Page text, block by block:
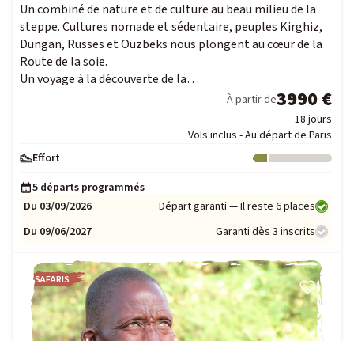
Un combiné de nature et de culture au beau milieu de la
steppe. Cultures nomade et sédentaire, peuples Kirghiz,
Dungan, Russes et Ouzbeks nous plongent au cœur de la
Route de la soie.
Un voyage à la découverte de la…
À partir de3990 €
18 jours
Vols inclus - Au départ de Paris
Effort
Niveau : 1
5 départs programmés
Du 03/09/2026
Départ garanti — Il reste 6 places
Du 09/06/2027
Garanti dès 3 inscrits
SAFARIS